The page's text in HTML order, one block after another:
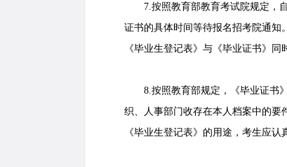
7.按照教育部教育考试院规定，自
证书的具体时间等待报名招考院通知
《毕业生登记表》与《毕业证书》同
8.按照教育部规定，《毕业证书》
织、人事部门收存在本人档案中的要
《毕业生登记表》的用途，考生应认